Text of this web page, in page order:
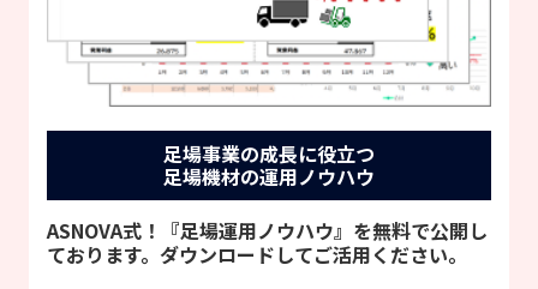
足場事業の成長に役立つ
足場機材の運用ノウハウ
ASNOVA式！『足場運用ノウハウ』を無料で公開し
ております。ダウンロードしてご活用ください。